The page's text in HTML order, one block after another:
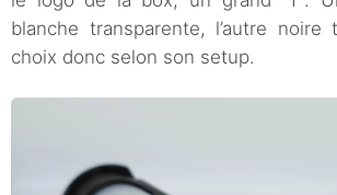
blanche transparente, l’autre noire
choix donc selon son setup.